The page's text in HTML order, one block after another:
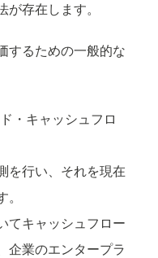
存在します。
するための一般的な
・キャッシュフロ
を行い、それを現在
てキャッシュフロー
企業のエンタープラ